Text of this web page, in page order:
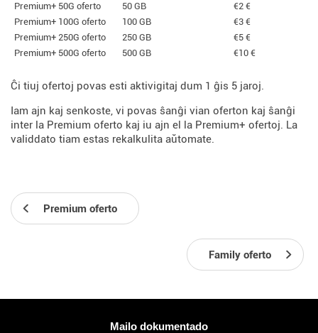
Premium+ 50G oferto 50 GB
€2 €
Premium+ 100G oferto
100 GB
€3 €
Premium+ 250G oferto
250 GB
€5 €
Premium+ 500G oferto
500 GB €10 €
Ĉi tiuj ofertoj povas esti aktivigitaj dum 1 ĝis 5 jaroj.
Iam ajn kaj senkoste, vi povas ŝanĝi vian oferton kaj ŝanĝi
inter la Premium oferto kaj iu ajn el la Premium+ ofertoj. La
validdato tiam estas rekalkulita aŭtomate.
Premium oferto
Family oferto
Mailo dokumentado